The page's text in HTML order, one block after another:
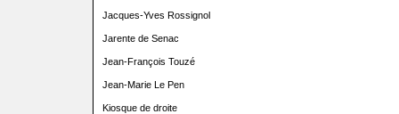
Jacques-Yves Rossignol
Jarente de Senac
Jean-François Touzé
Jean-Marie Le Pen
Kiosque de droite